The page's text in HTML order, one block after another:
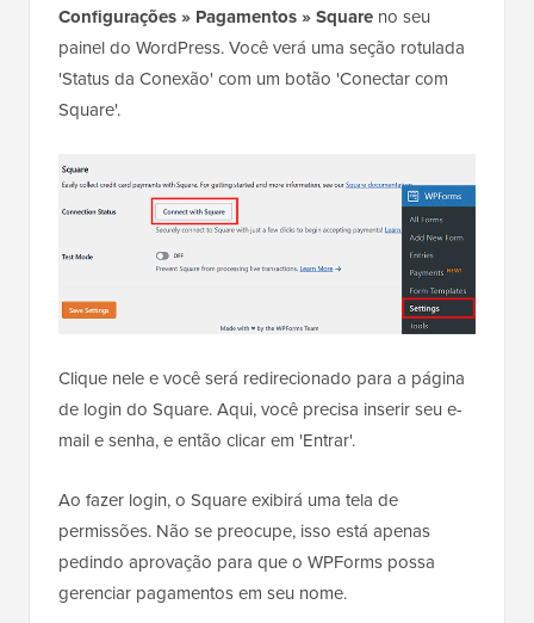
Configurações» Pagamentos»Square no seu
painel do WordPress. Você verá uma seção rotulada
'Status da Conexão' com um botão 'Conectar com
Square'.
Clique nele e você será redirecionado para a página
de login do Square. Aqui, você precisa inserir seu e-
mail e senha, e então clicar em 'Entrar'.
Ao fazer login, o Square exibirá uma tela de
permissões. Não se preocupe, isso está apenas
pedindo aprovação para que o WPForms possa
gerenciar pagamentos em seu nome.